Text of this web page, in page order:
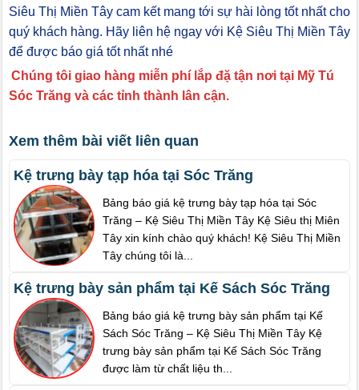
Siêu Thị Miền Tây cam kết mang tới sự hài lòng tốt nhất cho
quý khách hàng. Hãy liên hệ ngay với Kệ Siêu Thị Miền Tây
để được báo giá tốt nhất nhé
Chúng tôi giao hàng miễn phí lắp đặ tận nơi tại Mỹ Tú
Sóc Trăng và các tỉnh thành lân cận.
Xem thêm bài viết liên quan
Kệ trưng bày tạp hóa tại Sóc Trăng
Bảng báo giá kệ trưng bày tạp hóa tại Sóc
Trăng – Kệ Siêu Thị Miền Tây Kệ Siêu thị Miên
Tây xin kính chào quý khách! Kệ Siêu Thị Miền
Tây chúng tôi là...
Kệ trưng bày sản phẩm tại Kế Sách Sóc Trăng
Bảng báo giá kệ trưng bày sản phẩm tại Kế
Sách Sóc Trăng – Kệ Siêu Thị Miền Tây Kệ
trưng bày sản phẩm tại Kế Sách Sóc Trăng
được làm từ chất liệu th...